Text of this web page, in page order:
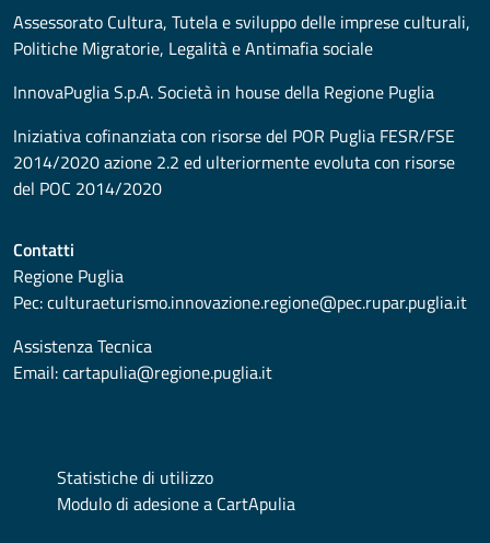
Assessorato Cultura, Tutela e sviluppo delle imprese culturali,
Politiche Migratorie, Legalità e Antimafia sociale
InnovaPuglia S.p.A. Società in house della Regione Puglia
Iniziativa cofinanziata con risorse del POR Puglia FESR/FSE
2014/2020 azione 2.2 ed ulteriormente evoluta con risorse
del POC 2014/2020
Contatti
Regione Puglia
Pec:culturaeturismo.innovazione.regione@pec.rupar.puglia.it
Assistenza Tecnica
Email:cartapulia@regione.puglia.it
Statistiche di utilizzo
Modulo di adesione a CartApulia